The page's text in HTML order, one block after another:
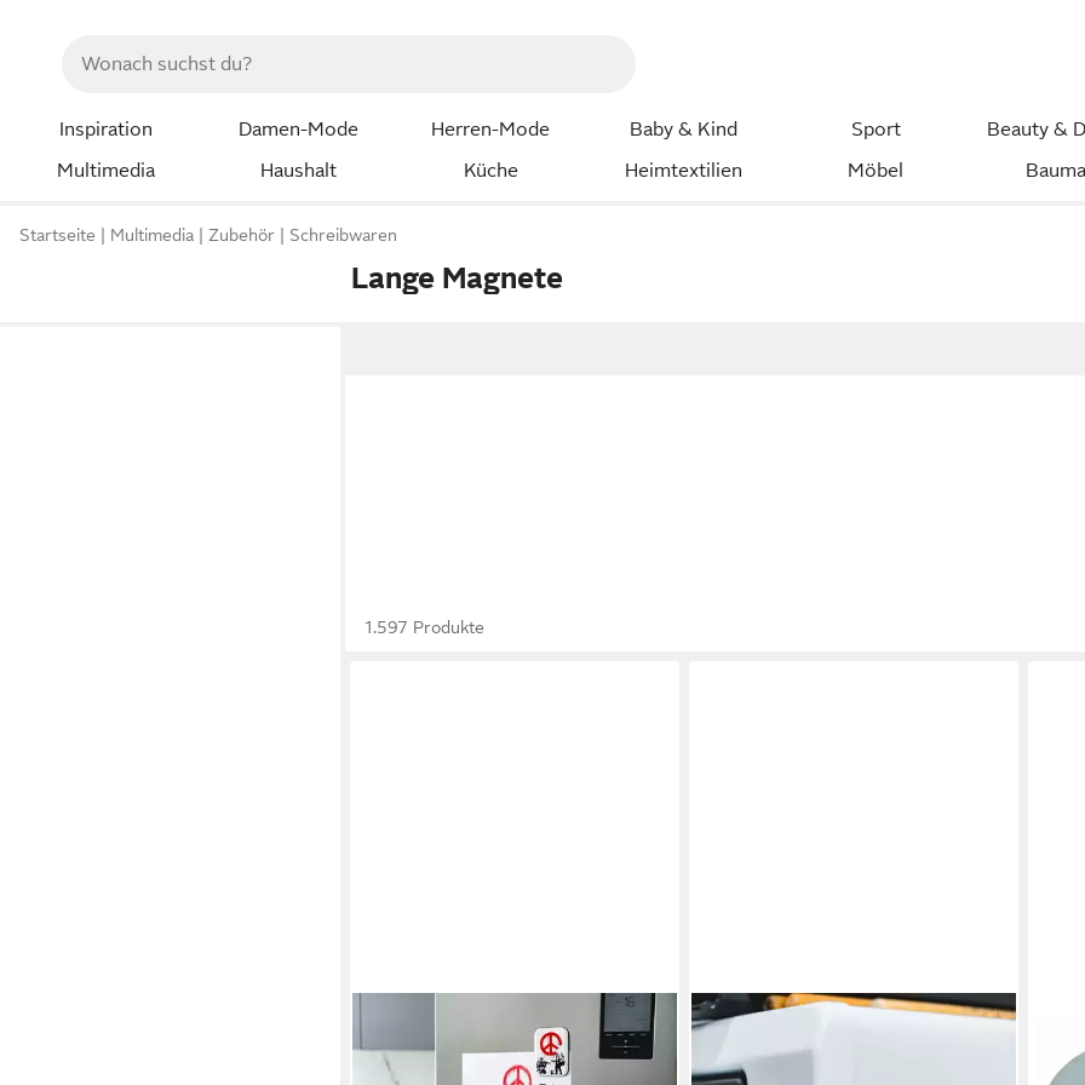
Inspiration Damen-Mode Herren-Mode Baby & Kind Sport Beauty &
Multimedia
Haushalt Küche Heimtextilien Möbel
Startseite Multimedia Zubehör Schreibwaren
Lange Magnete
1.597 Produkte
Magnet Kühlschrank Magnet,
Kühlschrank Dekoration, Banksy
AVANTGART
Kühlschrank Magnet, Flower
7,2